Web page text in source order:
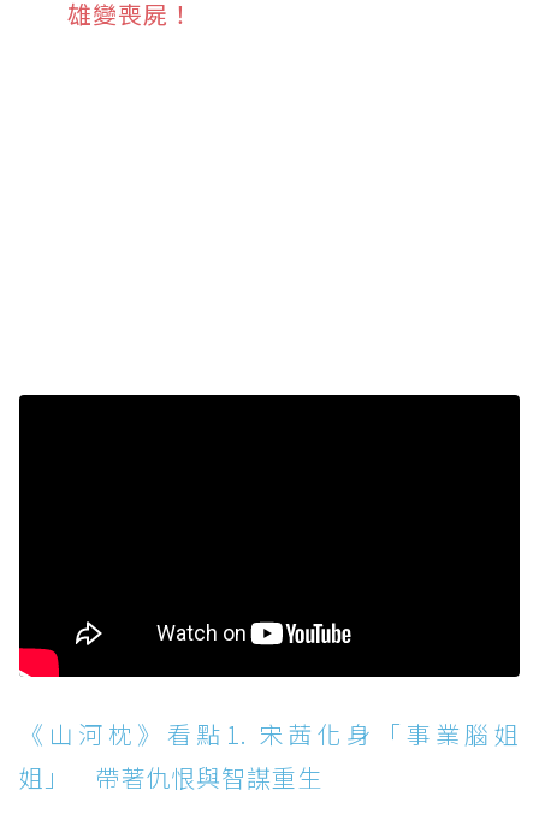
雄變喪屍！
《山河枕》看點1. 宋茜化身「事業腦姐
姐」 帶著仇恨與智謀重生